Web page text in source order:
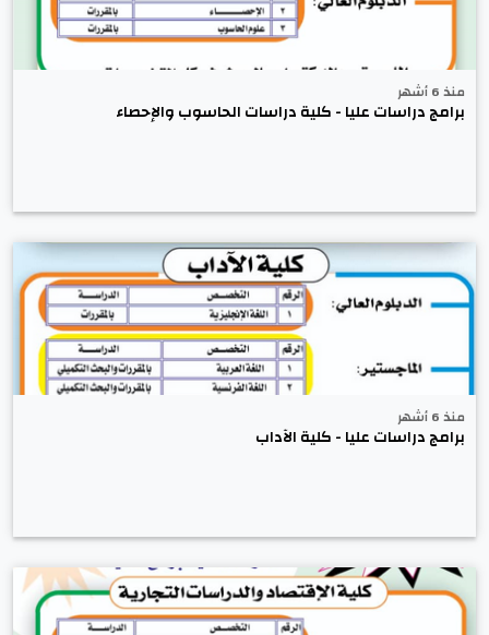
منذ 6 أشهر
برامج دراسات عليا - كلية دراسات الحاسوب والإحصاء
منذ 6 أشهر
برامج دراسات عليا - كلية الآداب